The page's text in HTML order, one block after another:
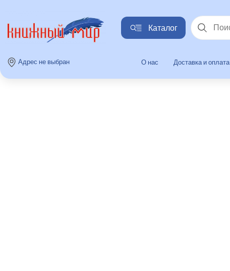
Каталог Найти
Адрес не выбран О нас Доставка и оплата